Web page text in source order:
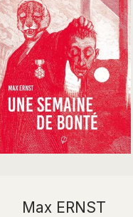
Max ERNST